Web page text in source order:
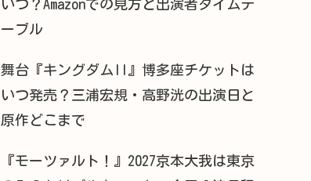
いつ？Amazonでの見方と出演者タイムテ
ーブル
舞台『キングダムII』博多座チケットは
いつ発売？三浦宏規・高野洸の出演日と
原作どこまで
『モーツァルト！』2027京本大我は東京